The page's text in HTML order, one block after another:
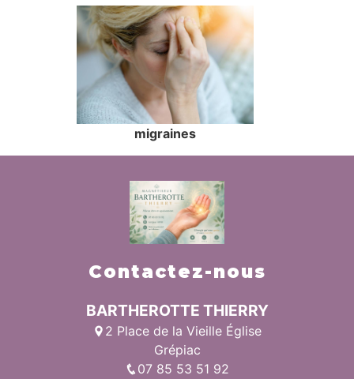
migraines
Contactez-nous
BARTHEROTTE THIERRY
2 Place de la Vieille Église
Grépiac
07 85 53 51 92